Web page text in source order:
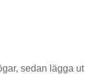
sedan lägga ut